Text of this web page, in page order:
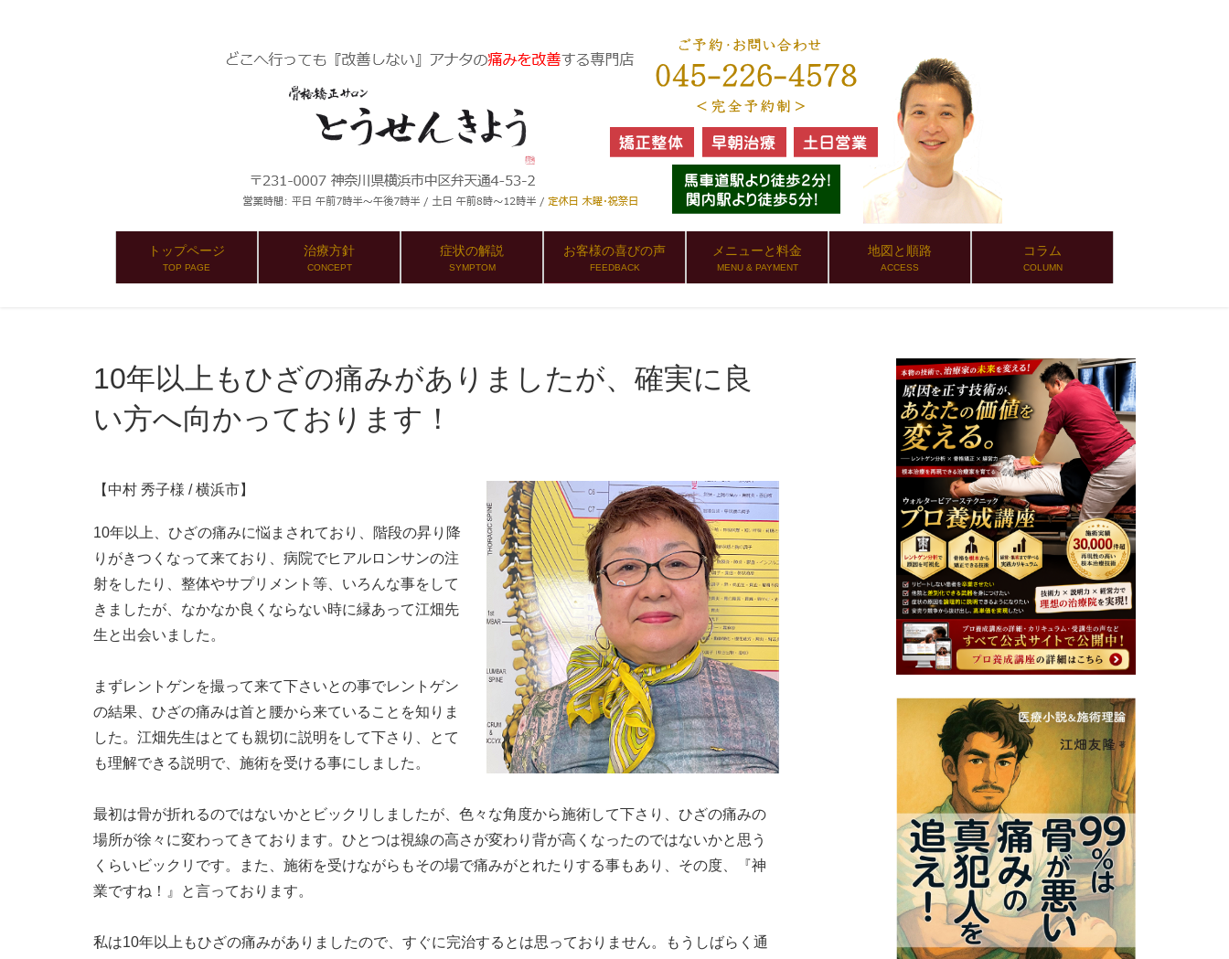
トップページ
TOP PAGE
治療方針
CONCEPT
症状の解説
SYMPTOM
お客様の喜びの声
FEEDBACK
メニューと料金
MENU & PAYMENT
地図と順路
ACCESS
コラム
COLUMN
10年以上もひざの痛みがありましたが、確実に良
い方へ向かっております！
【中村 秀子様 / 横浜市】
10年以上、ひざの痛みに悩まされており、階段の昇り降
りがきつくなって来ており、病院でヒアルロンサンの注
射をしたり、整体やサプリメント等、いろんな事をして
きましたが、なかなか良くならない時に縁あって江畑先
生と出会いました。
まずレントゲンを撮って来て下さいとの事でレントゲン
の結果、ひざの痛みは首と腰から来ていることを知りま
した。江畑先生はとても親切に説明をして下さり、とて
も理解できる説明で、施術を受ける事にしました。
最初は骨が折れるのではないかとビックリしましたが、色々な角度から施術して下さり、ひざの痛みの
場所が徐々に変わってきております。ひとつは視線の高さが変わり背が高くなったのではないかと思う
くらいビックリです。また、施術を受けながらもその場で痛みがとれたりする事もあり、その度、『神
業ですね！』と言っております。
私は10年以上もひざの痛みがありましたので、すぐに完治するとは思っておりません。もうしばらく通